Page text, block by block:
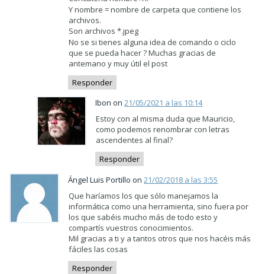
Y nombre = nombre de carpeta que contiene los
archivos.
Son archivos *.jpeg
No se si tienes alguna idea de comando o ciclo
que se pueda hacer ? Muchas gracias de
antemano y muy útil el post
Responder
Ibon on21/05/2021 a las 10:14
Estoy con al misma duda que Mauricio,
como podemos renombrar con letras
ascendentes al final?
Responder
Ángel Luis Portillo on21/02/2018 a las 3:55
Que haríamos los que sólo manejamos la
informática como una herramienta, sino fuera por
los que sabéis mucho más de todo esto y
compartís vuestros conocimientos.
Mil gracias a ti y a tantos otros que nos hacéis más
fáciles las cosas
Responder